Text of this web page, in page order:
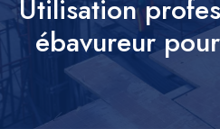
Utilisation
ébavureur